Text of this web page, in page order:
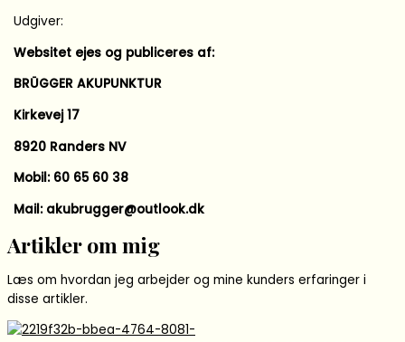
Udgiver:
Websitet ejes og publiceres af:
BRÜGGER AKUPUNKTUR
Kirkevej 17
8920 Randers NV
Mobil: 60 65 60 38
Mail: akubrugger@outlook.dk
Artikler om mig
Læs om hvordan jeg arbejder og mine kunders erfaringer i
disse artikler.